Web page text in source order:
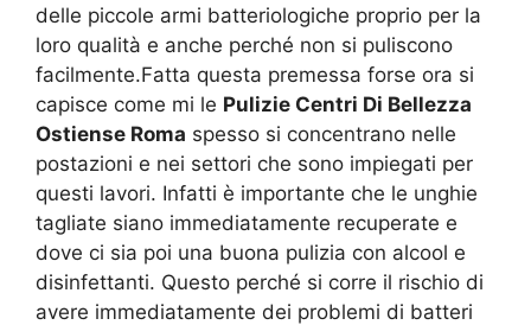
delle piccole armi batteriologiche proprio per la
loro qualità e anche perché non si puliscono
facilmente.Fatta questa premessa forse ora si
capisce come mi le Pulizie Centri Di Bellezza
Ostiense Roma spesso si concentrano nelle
postazioni e nei settori che sono impiegati per
questi lavori. Infatti è importante che le unghie
tagliate siano immediatamente recuperate e
dove ci sia poi una buona pulizia con alcool e
disinfettanti. Questo perché si corre il rischio di
avere immediatamente dei problemi di batteri